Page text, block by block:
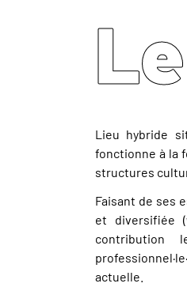
Lieu hybride
fonctionne à la
structures
Faisant de ses
et diversifiée
contribution
actuelle.